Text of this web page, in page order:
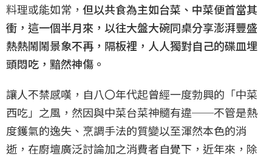
料理或能如常， 但以共食為主如台菜、中菜便首當其
衝，這一個半月來，以往大盤大碗同桌分享澎湃豐盛
熱熱鬧鬧景象不再，隔板裡，人人獨對自己的碟皿埋
頭悶吃，黯然神傷。
讓人不禁感嘆，自八〇年代起曾經一度勃興的「中菜
西吃」之風，然因與中菜台菜神髓有違──不管是熱
度鑊氣的逸失、烹調手法的質變以至渾然本色的消
逝，在廚壇廣泛討論加之消費者自覺下，近年來，除